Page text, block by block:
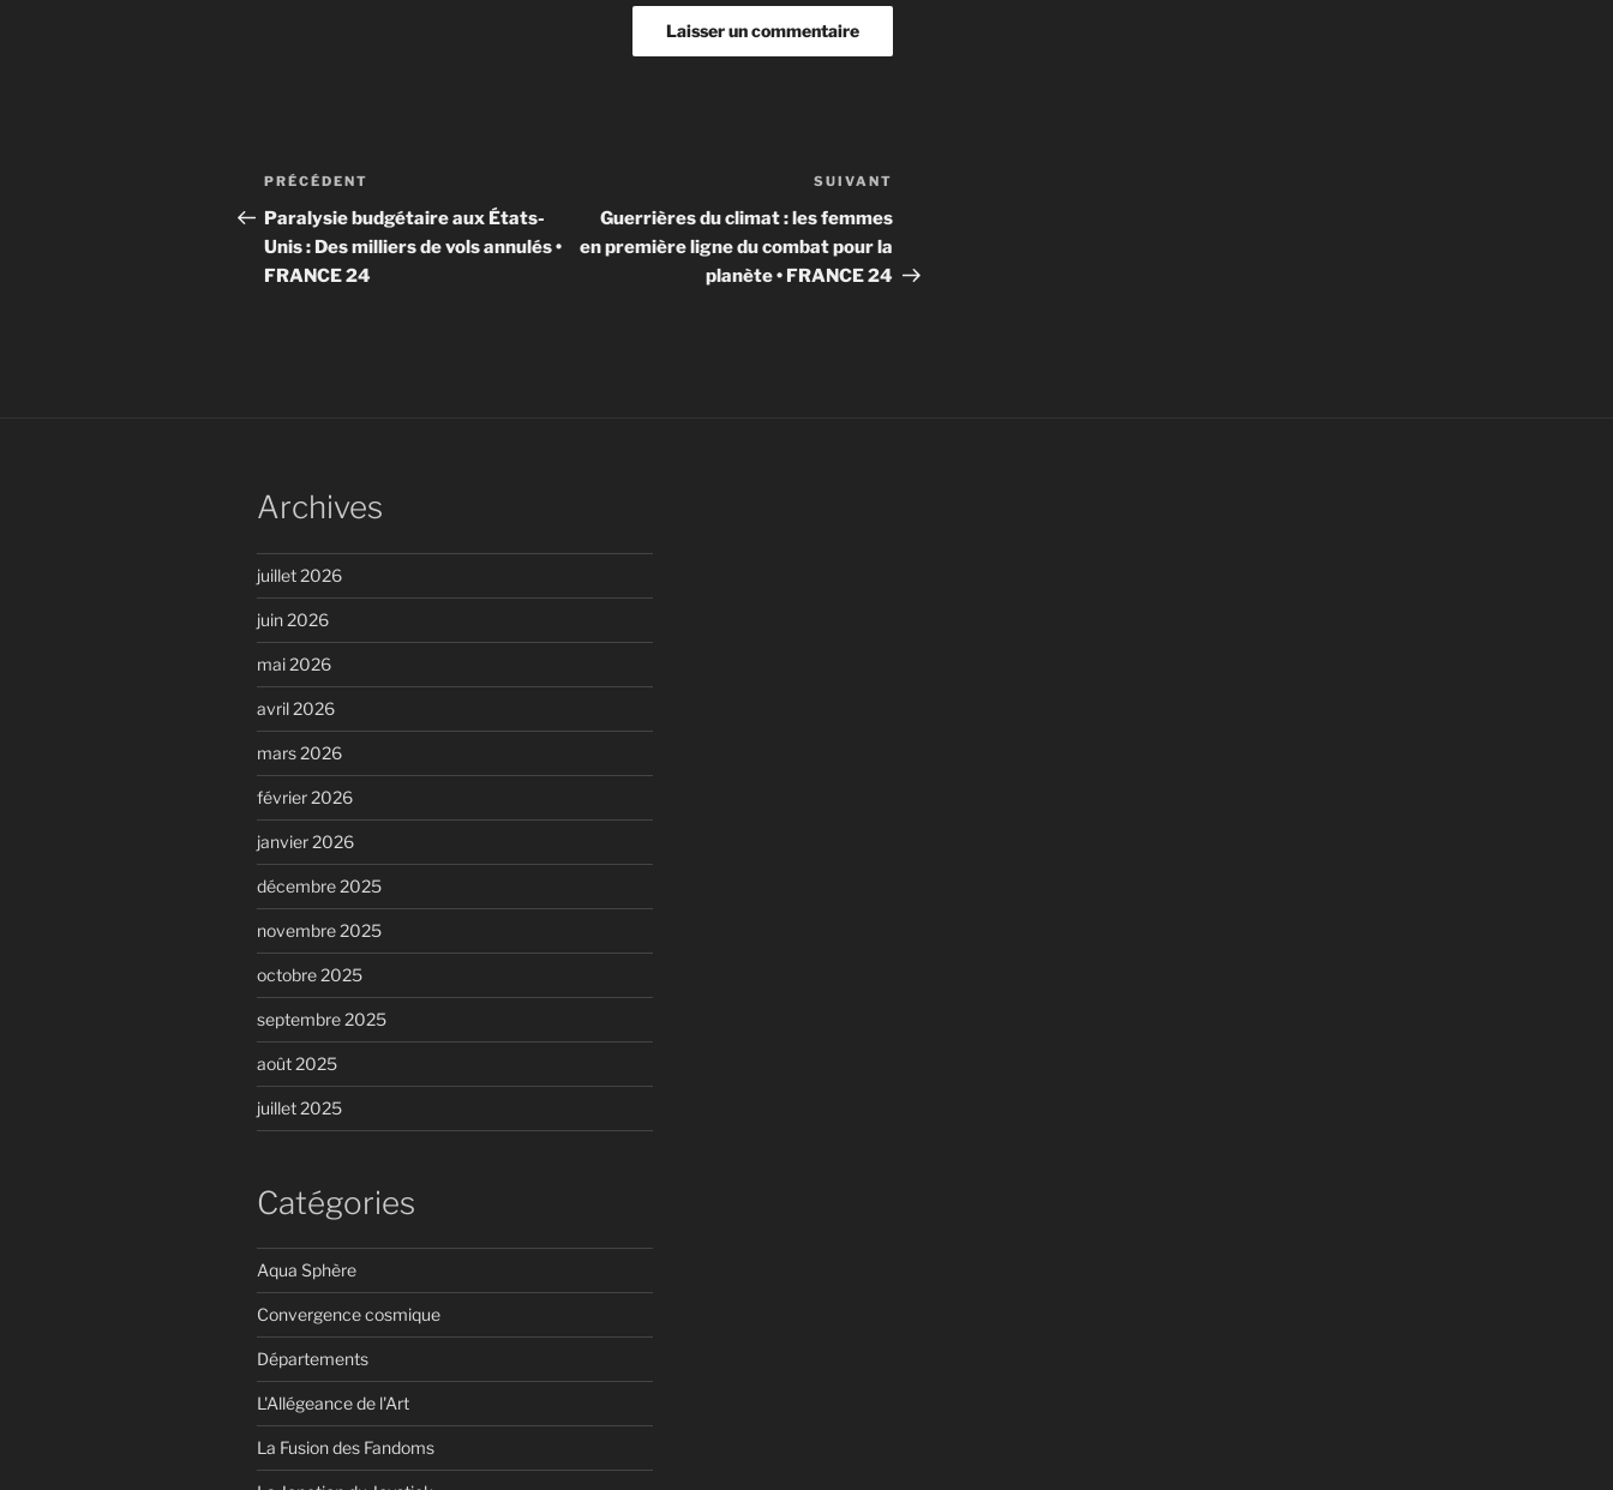
Navigation
de
l’article
Article
précédent
PRÉCÉDENT
Paralysie budgétaire aux États-
Unis : Des milliers de vols annulés •
FRANCE 24
suivant
SUIVANT
Guerrières du climat : les femmes
en première ligne du combat pour la
planète • FRANCE 24
Archives
juillet 2026
juin 2026
mai 2026
avril 2026
mars 2026
février 2026
janvier 2026
décembre 2025
novembre 2025
octobre 2025
septembre 2025
août 2025
juillet 2025
Catégories
Aqua Sphère
Convergence cosmique
Départements
L'Allégeance de l'Art
La Fusion des Fandoms